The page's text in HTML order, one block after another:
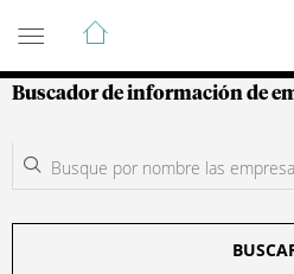
Guía de Empresas
Buscador de información de